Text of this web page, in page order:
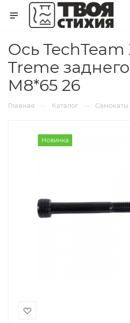
Ось TechTeam
Treme
M8*65 26
Главная — Каталог — Самокаты
Новинка